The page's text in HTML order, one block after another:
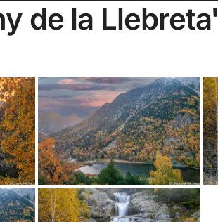
de la